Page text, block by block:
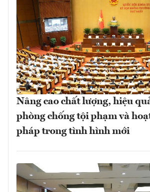
Nâng cao chất lượng, hiệu
phòng chống tội phạm và
pháp trong tình hình mới